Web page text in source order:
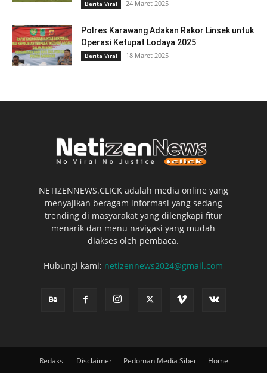
Berita Viral 24 Maret 2025
Polres Karawang Adakan Rakor Linsek untuk
Operasi Ketupat Lodaya 2025
Berita Viral 18 Maret 2025
NETIZENNEWS.CLICK adalah media online yang
menyajikan beragam informasi yang sedang
trending di masyarakat yang dilengkapi fitur
menarik dan menu navigasi yang mudah
diakses oleh pembaca.
Hubungi kami: netizennews2024@gmail.com
Redaksi Disclaimer Pedoman Media Siber Home